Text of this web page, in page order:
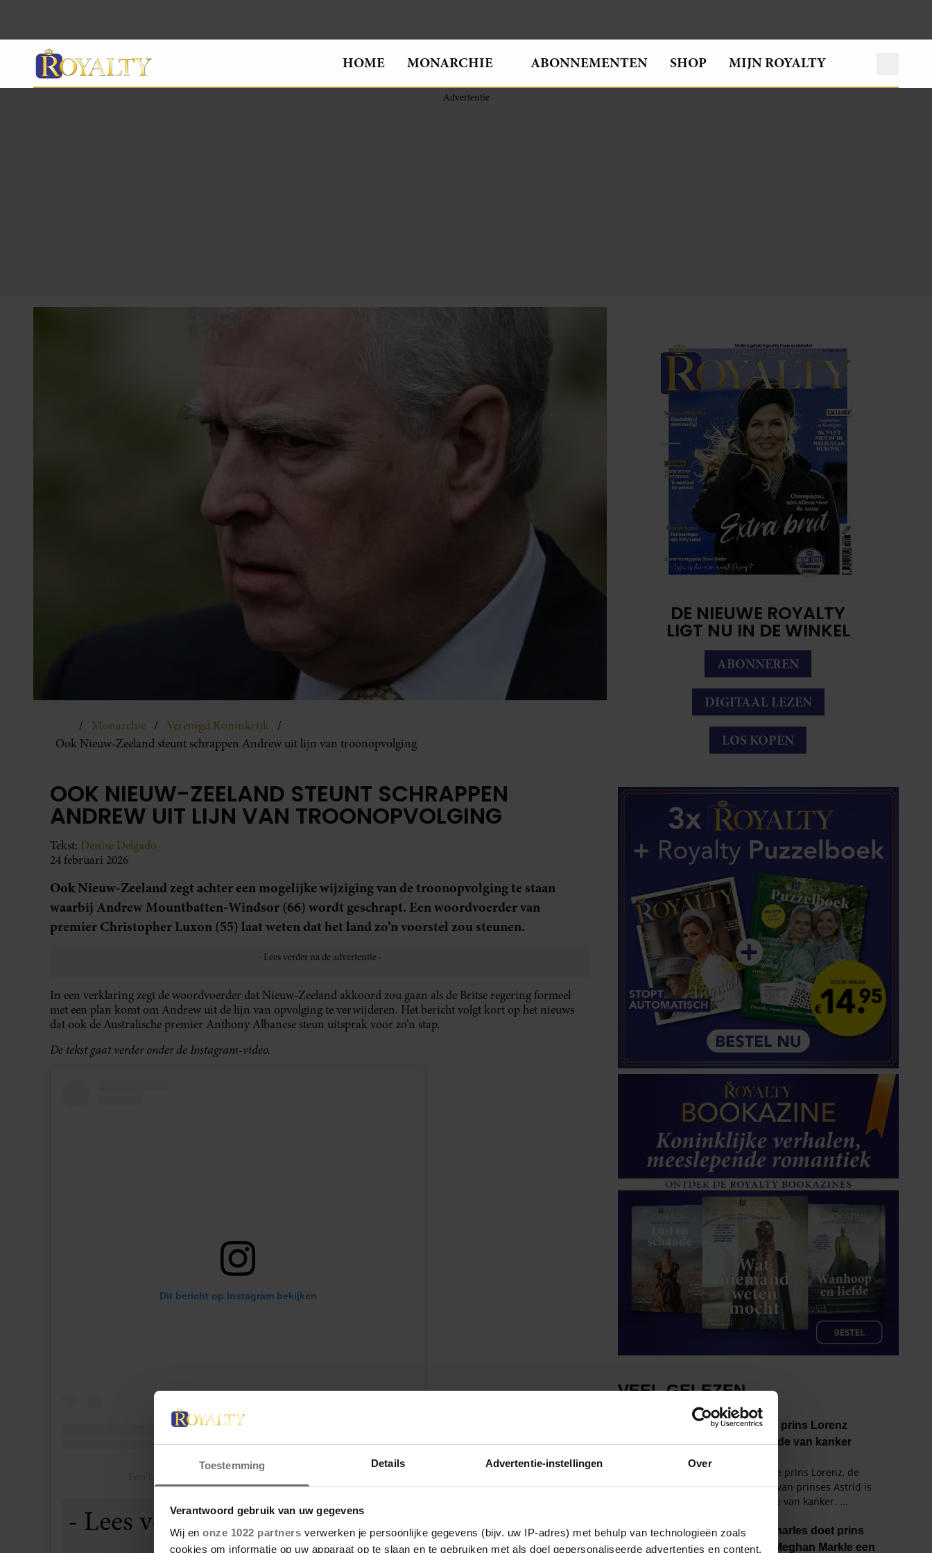
Toestemming Details Advertentie-instellingen Over
Verantwoord gebruik van uw gegevens
Wij en onze 1022 partners verwerken je persoonlijke gegevens (bijv. uw IP-adres) met behulp van technologieën zoals
cookies om informatie op uw apparaat op te slaan en te gebruiken met als doel gepersonaliseerde advertenties en content,
HOME MONARCHIE ABONNEMENTEN SHOP MIJN ROYALTY
Monarchie
Verenigd Koninkrijk
Ook Nieuw-Zeeland steunt schrappen Andrew uit lijn van troonopvolging
OOK NIEUW-ZEELAND STEUNT SCHRAPPEN
ANDREW UIT LIJN VAN TROONOPVOLGING
Tekst: Denise Delgado
24 februari 2026
Ook Nieuw-Zeeland zegt achter een mogelijke wijziging van de troonopvolging te staan
waarbij Andrew Mountbatten-Windsor (66) wordt geschrapt. Een woordvoerder van
premier Christopher Luxon (55) laat weten dat het land zo’n voorstel zou steunen.
In een verklaring zegt de woordvoerder dat Nieuw-Zeeland akkoord zou gaan als de Britse regering formeel
met een plan komt om Andrew uit de lijn van opvolging te verwijderen. Het bericht volgt kort op het nieuws
dat ook de Australische premier Anthony Albanese steun uitsprak voor zo’n stap.
De tekst gaat verder onder de Instagram-video.
Dit bericht op Instagram bekijken
DE NIEUWE ROYALTY
LIGT NU IN DE WINKEL
ABONNEREN
DIGITAAL LEZEN
LOS KOPEN